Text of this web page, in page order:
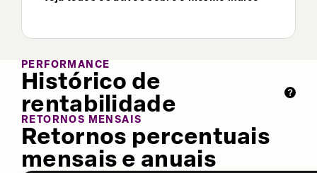
PERFORMANCE
Histórico de
rentabilidade
RETORNOS MENSAIS
Retornos percentuais
mensais e anuais